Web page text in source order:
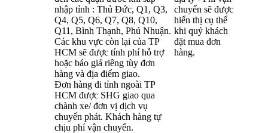
nhập tỉnh : Thủ Đức, Q1, Q3,
Q4, Q5, Q6, Q7, Q8, Q10,
Q11, Bình Thạnh, Phú Nhuận.
Các khu vực còn lại của TP
HCM sẽ được tính phí hỗ trợ
hoặc báo giá riêng tùy đơn
hàng và địa điểm giao.
Đơn hàng đi tỉnh ngoài TP
HCM được SHG giao qua
chành xe/ đơn vị dịch vụ
chuyển phát. Khách hàng tự
chịu phí vận chuyển.
chuyển sẽ được
hiển thị cụ thể
khi quý khách
đặt mua đơn
hàng.